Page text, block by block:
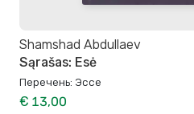
Shamshad Abdullaev
Sąrašas: Esė
Перечень: Эссе
€ 13,00